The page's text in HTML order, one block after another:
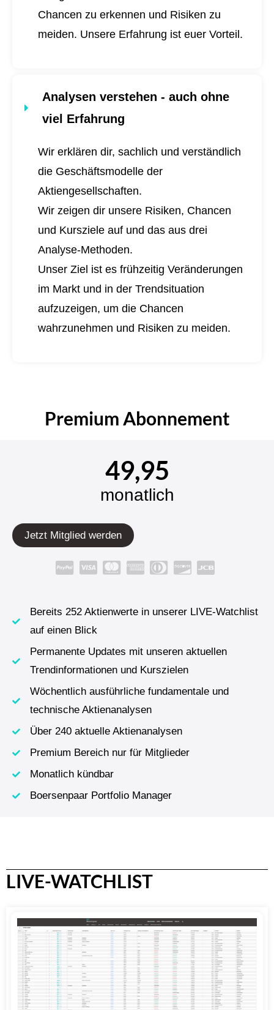
Chancen zu erkennen und Risiken zu
meiden. Unsere Erfahrung ist euer Vorteil.
Analysen verstehen - auch ohne
viel Erfahrung
Wir erklären dir, sachlich und verständlich
die Geschäftsmodelle der
Aktiengesellschaften.
Wir zeigen dir unsere Risiken, Chancen
und Kursziele auf und das aus drei
Analyse-Methoden.
Unser Ziel ist es frühzeitig Veränderungen
im Markt und in der Trendsituation
aufzuzeigen, um die Chancen
wahrzunehmen und Risiken zu meiden.
Premium Abonnement
49,95
monatlich
Jetzt Mitglied werden
Bereits 252 Aktienwerte in unserer LIVE-Watchlist
auf einen Blick
Permanente Updates mit unseren aktuellen
Trendinformationen und Kurszielen
Wöchentlich ausführliche fundamentale und
technische Aktienanalysen
Über 240 aktuelle Aktienanalysen
Premium Bereich nur für Mitglieder
Monatlich kündbar
Boersenpaar Portfolio Manager
LIVE-WATCHLIST